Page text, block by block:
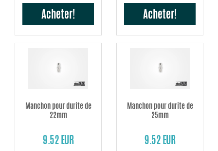
Acheter! Acheter!
Manchon pour durite de
22mm
9.52 EUR
Manchon pour durite de
25mm
9.52 EUR